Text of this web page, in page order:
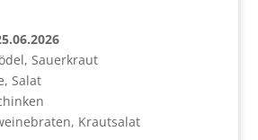
Sauerkraut
Salat
Krautsalat